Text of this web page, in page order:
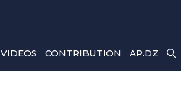
VIDEOS CONTRIBUTION AP.DZ